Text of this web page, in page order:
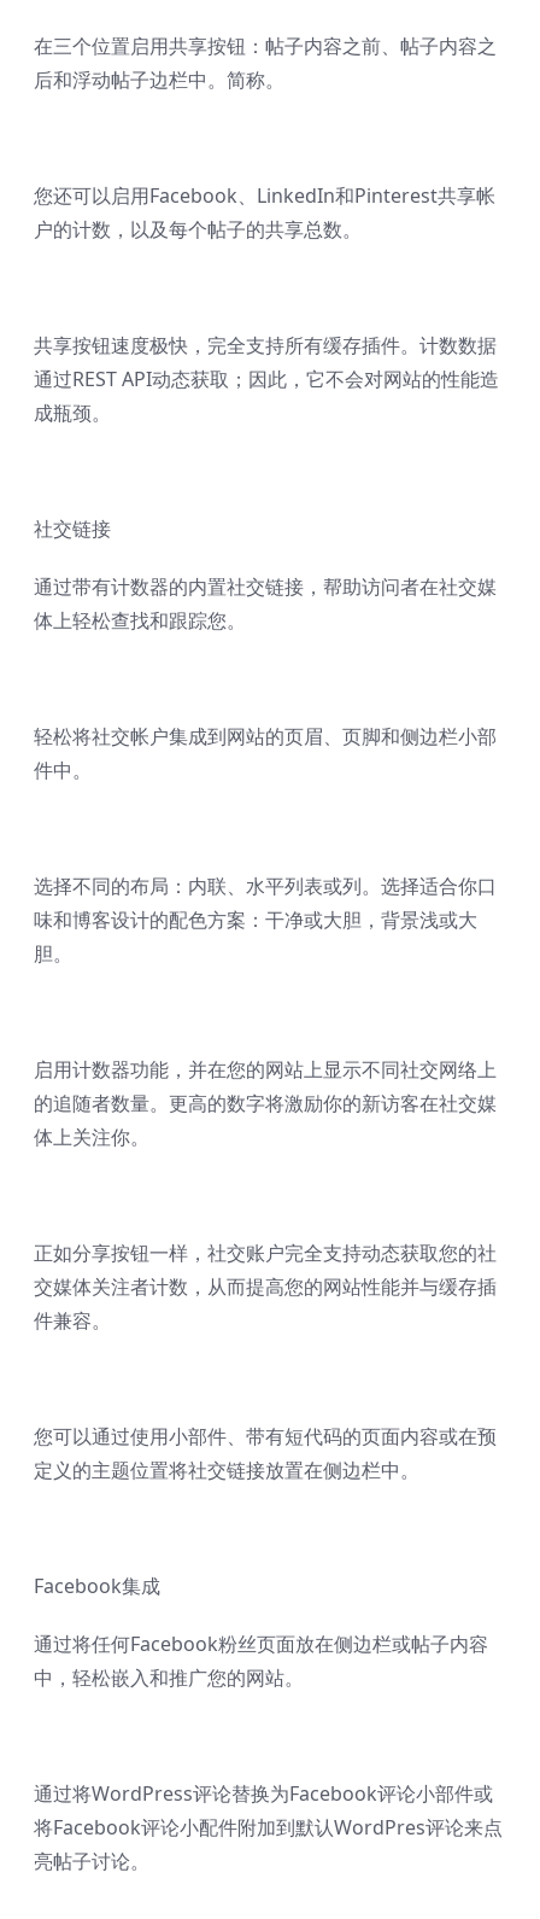
在三个位置启用共享按钮：帖子内容之前、帖子内容之
后和浮动帖子边栏中。简称。
您还可以启用Facebook、LinkedIn和Pinterest共享帐
户的计数，以及每个帖子的共享总数。
共享按钮速度极快，完全支持所有缓存插件。计数数据
通过REST API动态获取；因此，它不会对网站的性能造
成瓶颈。
社交链接
通过带有计数器的内置社交链接，帮助访问者在社交媒
体上轻松查找和跟踪您。
轻松将社交帐户集成到网站的页眉、页脚和侧边栏小部
件中。
选择不同的布局：内联、水平列表或列。选择适合你口
味和博客设计的配色方案：干净或大胆，背景浅或大
胆。
启用计数器功能，并在您的网站上显示不同社交网络上
的追随者数量。更高的数字将激励你的新访客在社交媒
体上关注你。
正如分享按钮一样，社交账户完全支持动态获取您的社
交媒体关注者计数，从而提高您的网站性能并与缓存插
件兼容。
您可以通过使用小部件、带有短代码的页面内容或在预
定义的主题位置将社交链接放置在侧边栏中。
Facebook集成
通过将任何Facebook粉丝页面放在侧边栏或帖子内容
中，轻松嵌入和推广您的网站。
通过将WordPress评论替换为Facebook评论小部件或
将Facebook评论小配件附加到默认WordPres评论来点
亮帖子讨论。